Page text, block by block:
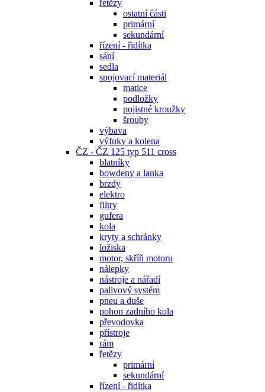
řetězy
ostatní části
primární
sekundární
řízení - řidítka
sání
sedla
spojovací materiál
matice
podložky
pojistné kroužky
šrouby
výbava
výfuky a kolena
ČZ - ČZ 125 typ 511 cross
blatníky
bowdeny a lanka
brzdy
elektro
filtry
gufera
kola
kryty a schránky
ložiska
motor, skříň motoru
nálepky
nástroje a nářadí
palivový systém
pneu a duše
pohon zadního kola
převodovka
přístroje
rám
řetězy
primární
sekundární
řízení - řidítka